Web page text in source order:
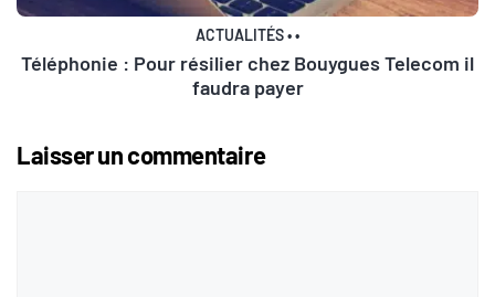
ACTUALITÉS••
Téléphonie : Pour résilier chez Bouygues Telecom il
faudra payer
Laisser un commentaire